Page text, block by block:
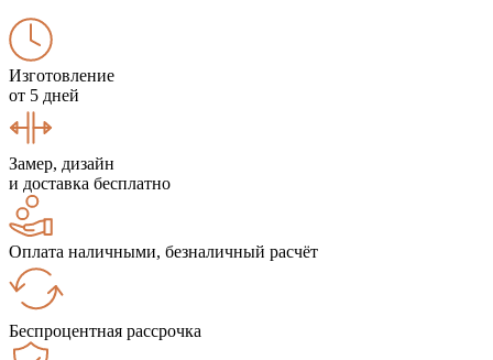
Изготовление
от 5 дней
Замер, дизайн
и доставка бесплатно
Оплата наличными, безналичный расчёт
Беспроцентная рассрочка